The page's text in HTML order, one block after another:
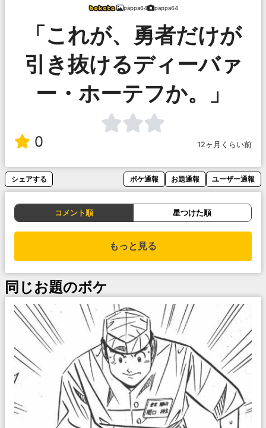
pappa64 pappa64
「これが、勇者だけが
引き抜けるディーバァ
ー・ホーテフか。」
0 12ヶ月くらい前
シェアする ボケ通報 お題通報 ユーザー通報
コメント順 星つけた順
もっと見る
同じお題のボケ